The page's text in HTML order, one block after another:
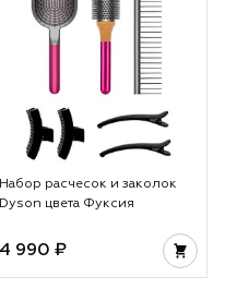
Набор расчесок и заколок
Dyson цвета Фуксия
4 990 ₽